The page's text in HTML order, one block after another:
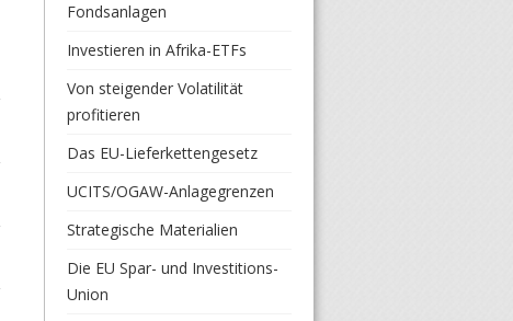
Fondsanlagen
Investieren in Afrika-ETFs
Von steigender Volatilität
profitieren
Das EU-Lieferkettengesetz
UCITS/OGAW-Anlagegrenzen
Strategische Materialien
Die EU Spar- und Investitions-
Union